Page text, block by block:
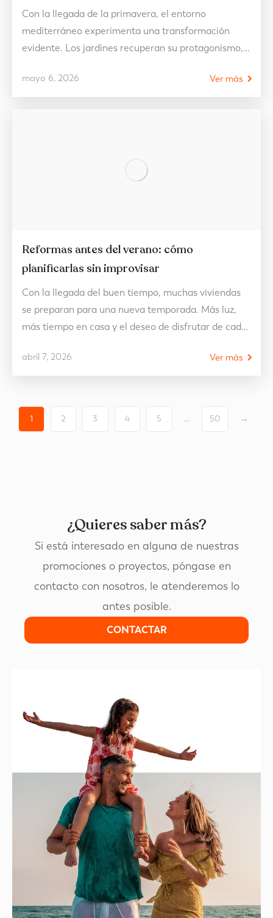
mayo 6, 2026
Con la llegada de la primavera, el entorno
mediterráneo experimenta una transformación
evidente. Los jardines recuperan su protagonismo,
exterior y el interior se vuelve más fluido que nunca.
Es una estación que invita a abrir las puertas de
Ver más
Reformas antes del verano: cómo
planificarlas sin improvisar
abril 7, 2026
Con la llegada del buen tiempo, muchas viviendas
se preparan para una nueva temporada. Más luz,
más tiempo en casa y el deseo de disfrutar de cada
momentos más habituales para plantear una
reforma. Sin embargo, para que el resultado sea el
Ver más
1 2 3 4 5 … 50 →
¿Quieres saber más?
Si está interesado en alguna de nuestras
promociones o proyectos, póngase en
contacto con nosotros, le atenderemos lo
antes posible.
CONTACTAR